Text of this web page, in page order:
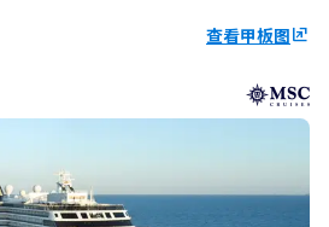
查看甲板图ungroup